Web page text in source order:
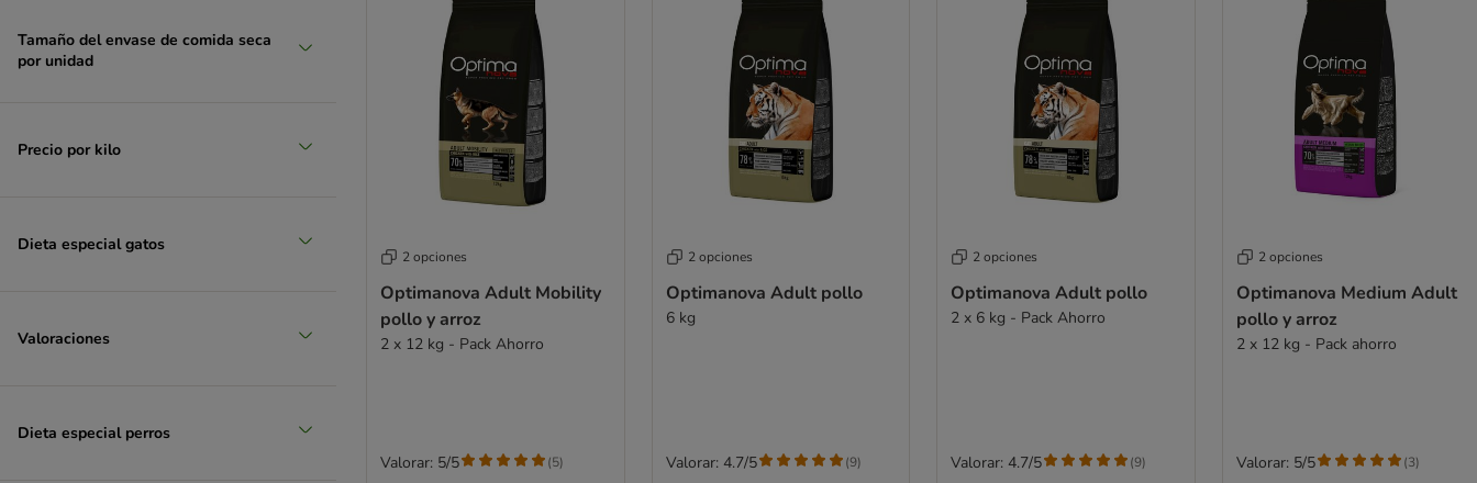
Tamaño del envase de comida seca
por unidad
Precio por kilo
Dieta especial gatos
Valoraciones
Dieta especial perros
2 opciones
Optimanova Adult Mobility
pollo y arroz
2 x 12 kg - Pack Ahorro
Valorar: 5/5 (5)
2 opciones
Optimanova Adult pollo
6 kg
Valorar: 4.7/5 (9)
2 opciones
Optimanova Adult pollo
2 x 6 kg - Pack Ahorro
Valorar: 4.7/5 (9)
2 opciones
Optimanova Medium Adult
pollo y arroz
2 x 12 kg - Pack ahorro
Valorar: 5/5 (3)